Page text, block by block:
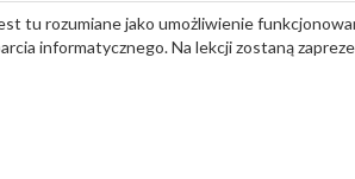
tu rozumiane jako umożliwienie
informatycznego. Na lekcji zostaną